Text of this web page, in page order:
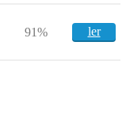
91% ler